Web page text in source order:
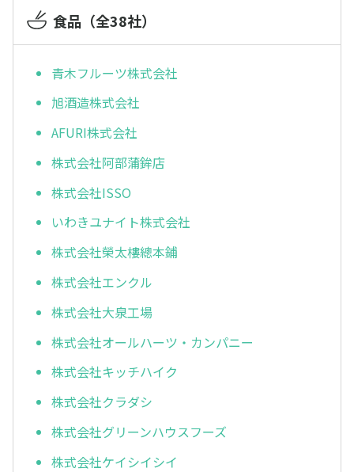
食品（全38社）
青木フルーツ株式会社
旭酒造株式会社
AFURI株式会社
株式会社阿部蒲鉾店
株式会社ISSO
いわきユナイト株式会社
株式会社榮太樓總本鋪
株式会社エンクル
株式会社大泉工場
株式会社オールハーツ・カンパニー
株式会社キッチハイク
株式会社クラダシ
株式会社グリーンハウスフーズ
株式会社ケイシイシイ